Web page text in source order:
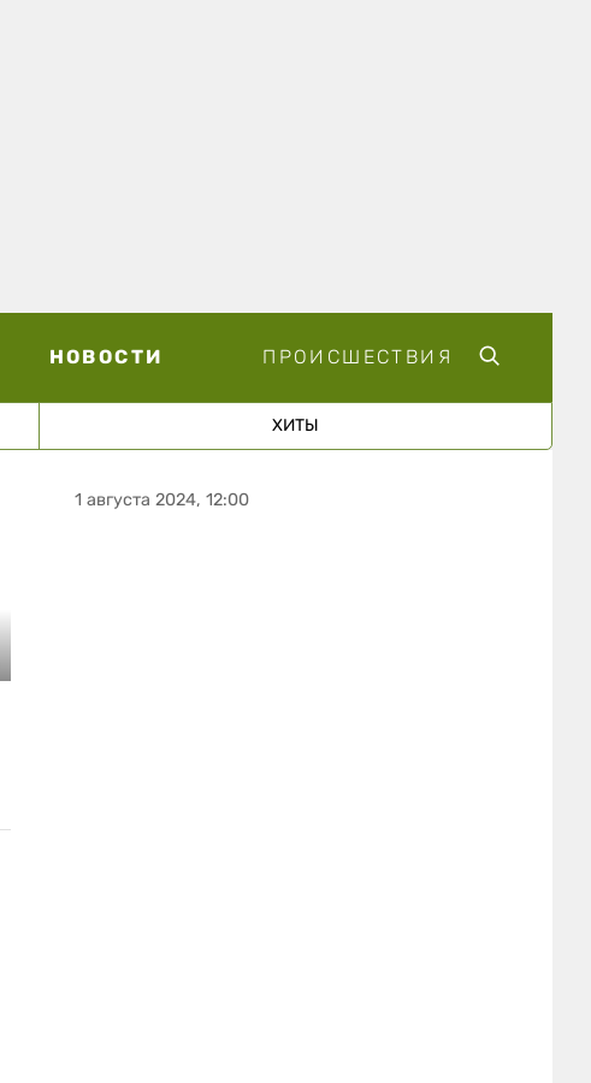
НОВОСТИ ПРОИСШЕСТВИЯ
ХИТЫ
1 августа 2024, 12:00